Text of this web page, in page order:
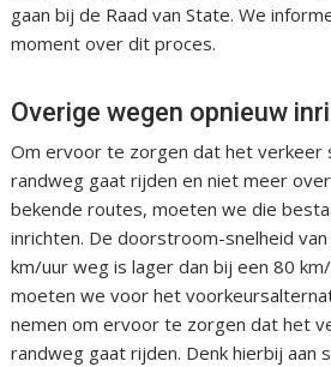
gaan bij de Raad van State. We
moment over dit proces.
Overige wegen opnieuw
Om ervoor te zorgen dat het verkeer
randweg gaat rijden en niet meer
bekende routes, moeten we die
inrichten. De doorstroom-snelheid
km/uur weg is lager dan bij een 80
moeten we voor het
nemen om ervoor te zorgen dat het
randweg gaat rijden. Denk hierbij aan